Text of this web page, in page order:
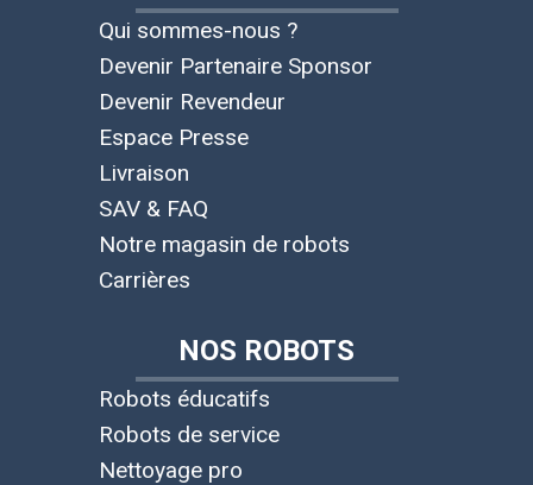
Qui sommes-nous ?
Devenir Partenaire Sponsor
Devenir Revendeur
Espace Presse
Livraison
SAV & FAQ
Notre magasin de robots
Carrières
NOS ROBOTS
Robots éducatifs
Robots de service
Nettoyage pro